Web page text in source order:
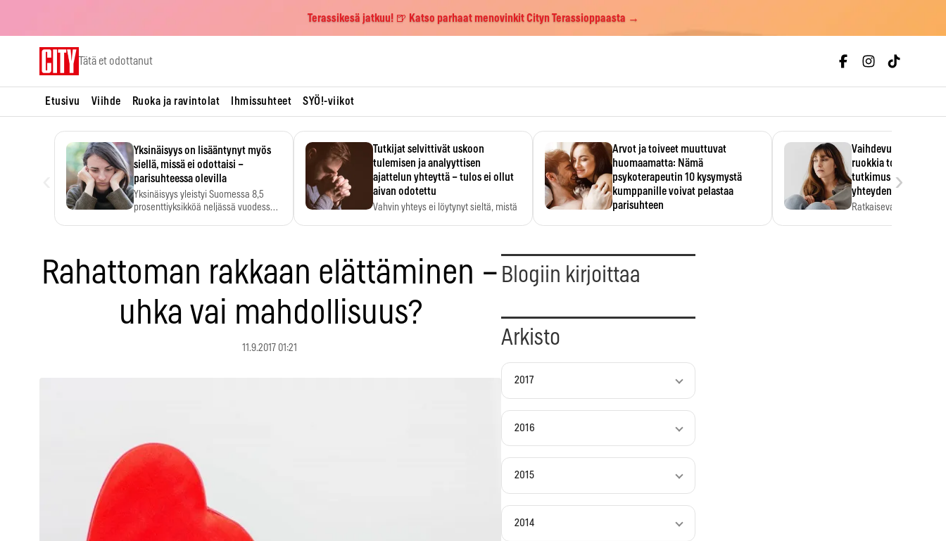
Terassikesä jatkuu! 🍺 Katso parhaat menovinkit Cityn Terassioppaasta →
Tätä et odottanut
Etusivu Viihde Ruoka ja ravintolat Ihmissuhteet SYÖ!-viikot
Yksinäisyys on lisääntynyt myös
siellä, missä ei odottaisi –
parisuhteessa olevilla
Yksinäisyys yleistyi Suomessa 8,5
prosenttiyksikköä neljässä vuodessa.
Tutkijat selvittivät uskoon
tulemisen ja analyyttisen
ajattelun yhteyttä – tulos ei ollut
aivan odotettu
Vahvin yhteys ei löytynyt sieltä, mistä
Arvot ja toiveet muuttuvat
huomaamatta: Nämä
psykoterapeutin 10 kysymystä
kumppanille voivat pelastaa
parisuhteen
Vaihdevuodet ja
ruokkia toisiaan –
tutkimus paljasti
yhteyden
Ratkaiseva tekijä ei
›
Rahattoman rakkaan elättäminen –
uhka vai mahdollisuus?
11.9.2017 01:21
Blogiin kirjoittaa
Arkisto
2017
2016
2015
2014